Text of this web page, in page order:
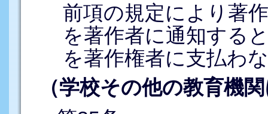
前項の規定により著
を著作者に通知する
を著作権者に支払わ
（学校その他の教育機